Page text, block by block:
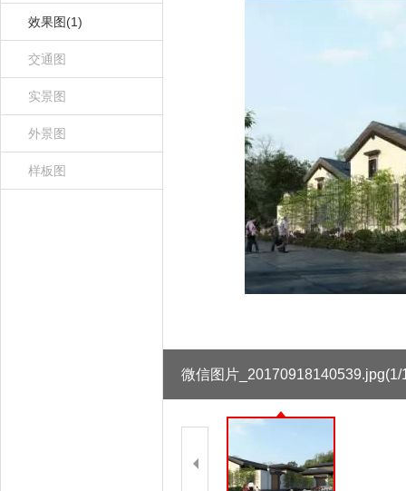
效果图(1)
交通图
实景图
外景图
样板图
微信图片_20170918140539.jpg(1/